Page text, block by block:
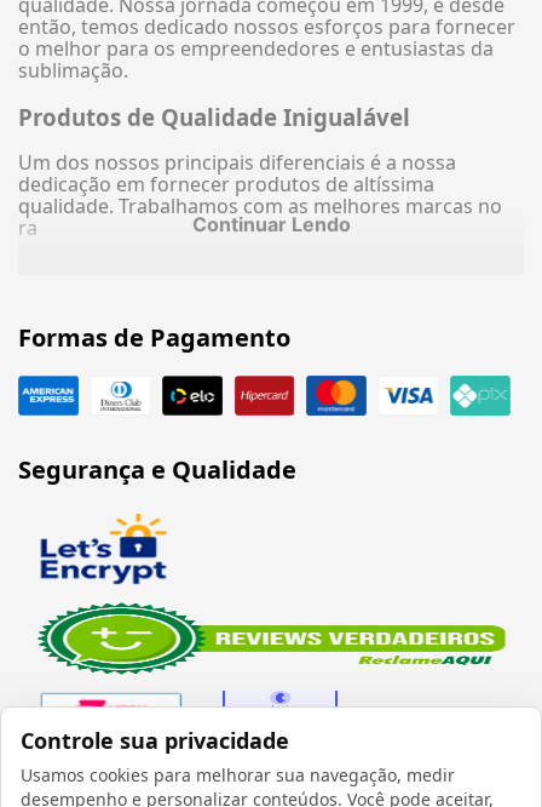
Controle sua privacidade
Usamos cookies para melhorar sua navegação, medir
desempenho e personalizar conteúdos. Você pode aceitar,
então, temos dedicado nossos esforços para fornecer
o melhor para os empreendedores e entusiastas da
sublimação.
Produtos de Qualidade Inigualável
Um dos nossos principais diferenciais é a nossa
dedicação em fornecer produtos de altíssima
qualidade. Trabalhamos com as melhores marcas no
ra
Continuar Lendo
Formas de Pagamento
Segurança e Qualidade
Verificada por